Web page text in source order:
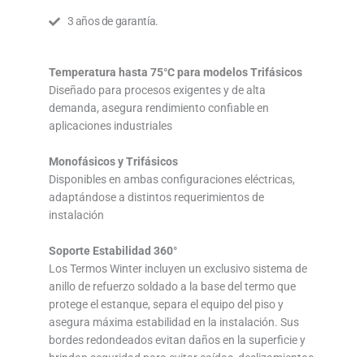
3 años de garantía.
Temperatura hasta 75°C para modelos Trifásicos
Diseñado para procesos exigentes y de alta
demanda, asegura rendimiento confiable en
aplicaciones industriales
Monofásicos y Trifásicos
Disponibles en ambas configuraciones eléctricas,
adaptándose a distintos requerimientos de
instalación
Soporte Estabilidad 360°
Los Termos Winter incluyen un exclusivo sistema de
anillo de refuerzo soldado a la base del termo que
protege el estanque, separa el equipo del piso y
asegura máxima estabilidad en la instalación. Sus
bordes redondeados evitan daños en la superficie y